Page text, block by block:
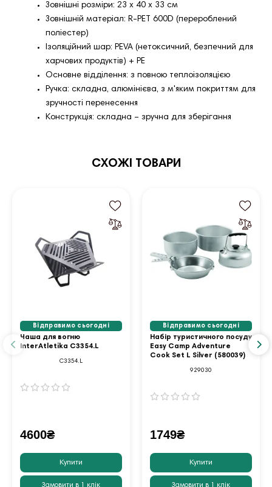
Зовнішні розміри: 23 х 40 х 33 см
Зовнішній матеріал: R-PET 600D (перероблений
поліестер)
Ізоляційний шар: PEVA (нетоксичний, безпечний для
харчових продуктів) + PE
Основне відділення: з повною теплоізоляцією
Ручка: складна, алюмінієва, з м'яким покриттям для
зручності перенесення
Конструкція: складна – зручна для зберігання
СХОЖІ ТОВАРИ
Відправимо сьогодні
Чаша для вогню
InterAtletika С3354.L
С3354.L
4600₴
Купити
Замовити в 1 клік
Відправимо сьогодні
Набір туристичного посуду
Easy Camp Adventure
Cook Set L Silver (580039)
929030
1749₴
Купити
Замовити в 1 клік